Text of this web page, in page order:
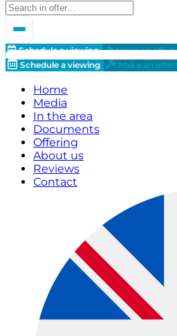
Schedule a viewing Make an offer!
Schedule a viewing
Make an offer!
Home
Media
In the area
Documents
Offering
About us
Reviews
Contact